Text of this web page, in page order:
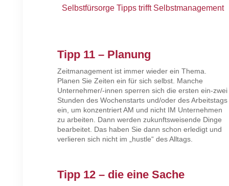
Selbstfürsorge Tipps trifft Selbstmanagement
Tipp 11 – Planung
Zeitmanagement ist immer wieder ein Thema.
Planen Sie Zeiten ein für sich selbst. Manche
Unternehmer/-innen sperren sich die ersten ein-zwei
Stunden des Wochenstarts und/oder des Arbeitstags
ein, um konzentriert AM und nicht IM Unternehmen
zu arbeiten. Dann werden zukunftsweisende Dinge
bearbeitet. Das haben Sie dann schon erledigt und
verlieren sich nicht im „hustle“ des Alltags.
Tipp 12 – die eine Sache